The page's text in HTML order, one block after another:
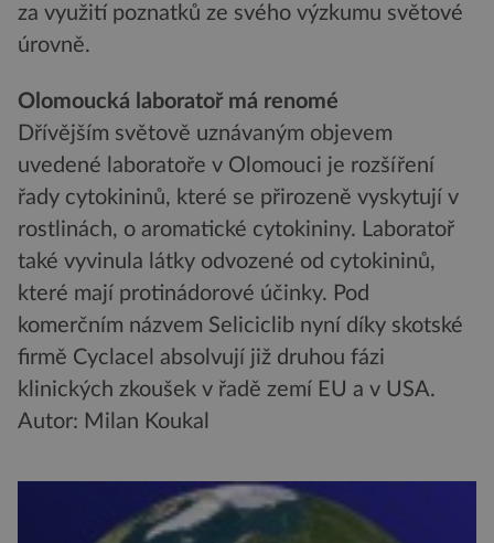
za využití poznatků ze svého výzkumu světové
úrovně.
Olomoucká laboratoř má renomé
Dřívějším světově uznávaným objevem
uvedené laboratoře v Olomouci je rozšíření
řady cytokininů, které se přirozeně vyskytují v
rostlinách, o aromatické cytokininy. Laboratoř
také vyvinula látky odvozené od cytokininů,
které mají protinádorové účinky. Pod
komerčním názvem Seliciclib nyní díky skotské
firmě Cyclacel absolvují již druhou fázi
klinických zkoušek v řadě zemí EU a v USA.
Autor: Milan Koukal